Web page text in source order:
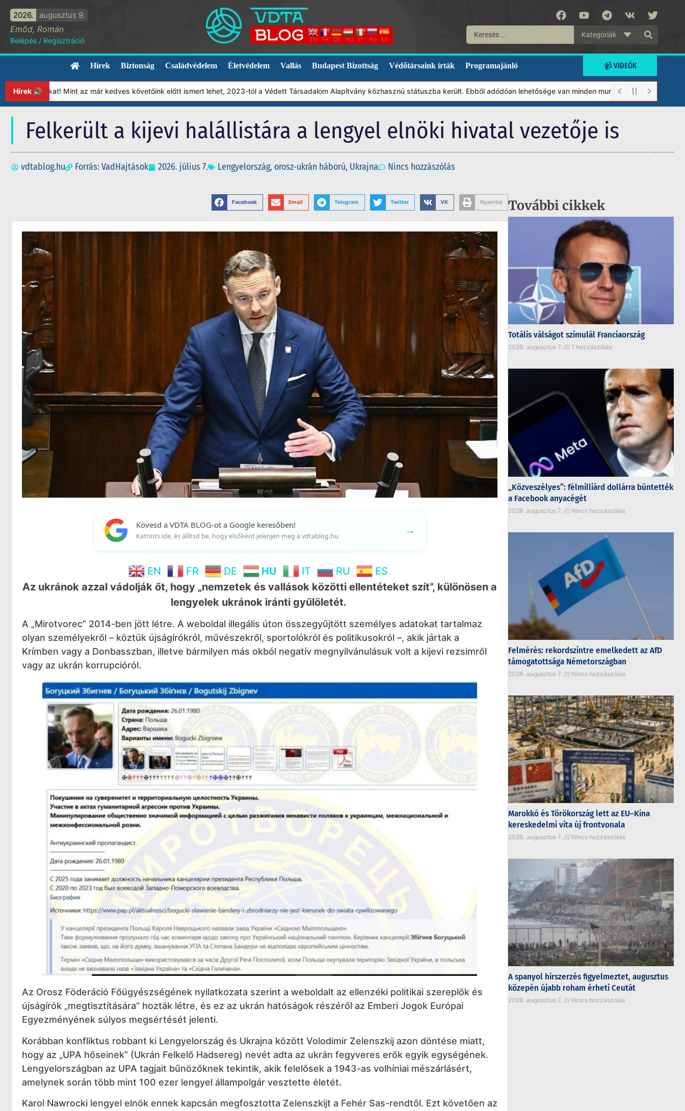
2026. augusztus 9.
Emőd, Román
Belépés / Regisztráció EN FR DE HU IT RU ES
Kategóriák
Hírek Biztonság Családvédelem Életvédelem Vallás Budapest Bizottság Védőtársaink írták Programajánló 📹 VIDEÓK
Hírek 🔊
Mint az már kedves követőink előtt ismert lehet, 2023-tól a Védett Társadalom Alapítvány közhasznú státuszba került. Ebből adódóan lehetősége van minden munkánkat segíteni kívánó
Felkerült a kijevi halállistára a lengyel elnöki hivatal vezetője is
vdtablog.hu Forrás: VadHajtások 2026. július 7. Lengyelország, orosz-ukrán háború, Ukrajna Nincs hozzászólás
Facebook Email Telegram Twitter VK Nyomtat
Kövesd a VDTA BLOG-ot a Google keresőben!
Kattints ide, és állítsd be, hogy elsőként jelenjen meg a vdtablog.hu →
EN FR DE HU IT RU
ES
Az ukránok azzal vádolják őt, hogy „nemzetek és vallások közötti ellentéteket szít”, különösen a
lengyelek ukránok iránti gyűlöletét.
A „Mirotvorec” 2014-ben jött létre. A weboldal illegális úton összegyűjtött személyes adatokat tartalmaz
olyan személyekről – köztük újságírókról, művészekről, sportolókról és politikusokról –, akik jártak a
Krímben vagy a Donbasszban, illetve bármilyen más okból negatív megnyilvánulásuk volt a kijevi rezsimről
vagy az ukrán korrupcióról.
Az Orosz Föderáció Főügyészségének nyilatkozata szerint a weboldalt az ellenzéki politikai szereplők és
újságírók „megtisztítására” hozták létre, és ez az ukrán hatóságok részéről az Emberi Jogok Európai
Egyezményének súlyos megsértését jelenti.
Korábban konfliktus robbant ki Lengyelország és Ukrajna között Volodimir Zelenszkij azon döntése miatt,
hogy az „UPA hőseinek” (Ukrán Felkelő Hadsereg) nevét adta az ukrán fegyveres erők egyik egységének.
Lengyelországban az UPA tagjait bűnözőknek tekintik, akik felelősek a 1943-as volhíniai mészárlásért,
amelynek során több mint 100 ezer lengyel állampolgár vesztette életét.
Karol Nawrocki lengyel elnök ennek kapcsán megfosztotta Zelenszkijt a Fehér Sas-rendtől. Ezt követően az
További cikkek
Totális válságot szimulál Franciaország
2026. augusztus 7. 1 hozzászólás
„Közveszélyes”: félmilliárd dollárra büntették
a Facebook anyacégét
2026. augusztus 7. Nincs hozzászólás
Felmérés: rekordszintre emelkedett az AfD
támogatottsága Németországban
2026. augusztus 7. Nincs hozzászólás
Marokkó és Törökország lett az EU–Kína
kereskedelmi vita új frontvonala
2026. augusztus 7. Nincs hozzászólás
A spanyol hírszerzés figyelmeztet, augusztus
közepén újabb roham érheti Ceutát
2026. augusztus 7. Nincs hozzászólás